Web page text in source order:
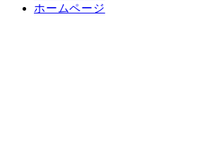
テ
カ
ホームページ